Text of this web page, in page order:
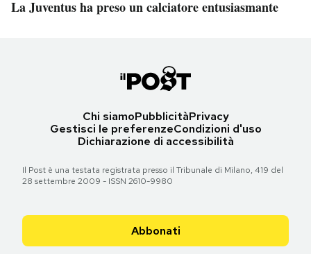
La Juventus ha preso un calciatore entusiasmante
Chi siamoPubblicitàPrivacy
Gestisci le preferenzeCondizioni d'uso
Dichiarazione di accessibilità
Il Post è una testata registrata presso il Tribunale di Milano, 419 del
28 settembre 2009 - ISSN 2610-9980
Abbonati